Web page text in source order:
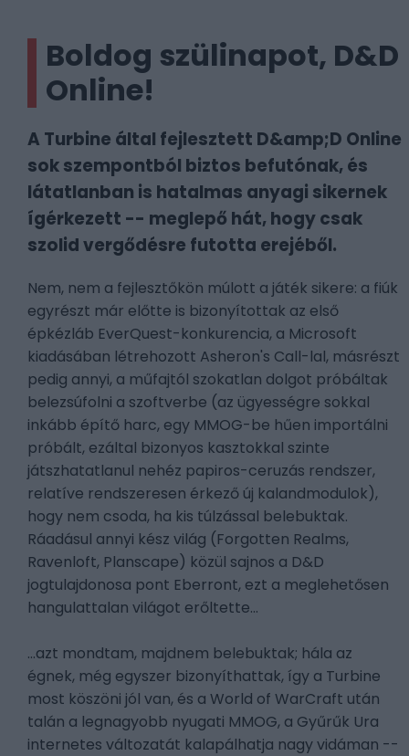
Boldog szülinapot, D&D
Online!
A Turbine által fejlesztett D&amp;D Online
sok szempontból biztos befutónak, és
látatlanban is hatalmas anyagi sikernek
ígérkezett -- meglepő hát, hogy csak
szolid vergődésre futotta erejéből.
Nem, nem a fejlesztőkön múlott a játék sikere: a fiúk
egyrészt már előtte is bizonyítottak az első
épkézláb EverQuest-konkurencia, a Microsoft
kiadásában létrehozott Asheron's Call-lal, másrészt
pedig annyi, a műfajtól szokatlan dolgot próbáltak
belezsúfolni a szoftverbe (az ügyességre sokkal
inkább építő harc, egy MMOG-be hűen importálni
próbált, ezáltal bizonyos kasztokkal szinte
játszhatatlanul nehéz papiros-ceruzás rendszer,
relatíve rendszeresen érkező új kalandmodulok),
hogy nem csoda, ha kis túlzással belebuktak.
Ráadásul annyi kész világ (Forgotten Realms,
Ravenloft, Planscape) közül sajnos a D&D
jogtulajdonosa pont Eberront, ezt a meglehetősen
hangulattalan világot erőltette...
...azt mondtam, majdnem belebuktak; hála az
égnek, még egyszer bizonyíthattak, így a Turbine
most köszöni jól van, és a World of WarCraft után
talán a legnagyobb nyugati MMOG, a Gyűrűk Ura
internetes változatát kalapálhatja nagy vidáman --